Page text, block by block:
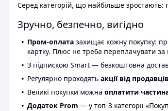
Серед категорій, що найбільше зростають:
Зручно, безпечно, вигідно
Пром-оплата захищає кожну покупку:
картку. Плюс не треба переплачувати за
З підпискою Smart — безкоштовна
Регулярно проходять акції від
Великі покупки можна оплатити
Додаток Prom — у топ-3 категорії